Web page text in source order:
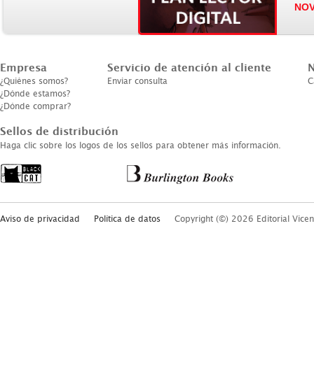
Empresa
¿Quiénes somos?
¿Dónde estamos?
¿Dónde comprar?
Servicio de atención al cliente
Enviar consulta
Sellos de distribución
Haga clic sobre los logos de los sellos para obtener más información.
Aviso de privacidad Política de datos Copyright (©) 2026 Editorial